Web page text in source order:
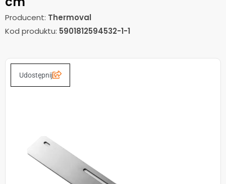
Producent: Thermoval
Kod produktu: 5901812594532-1-1
Udostępnij